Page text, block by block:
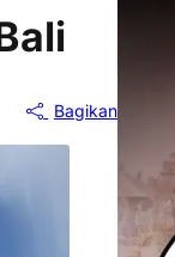
Bagikan